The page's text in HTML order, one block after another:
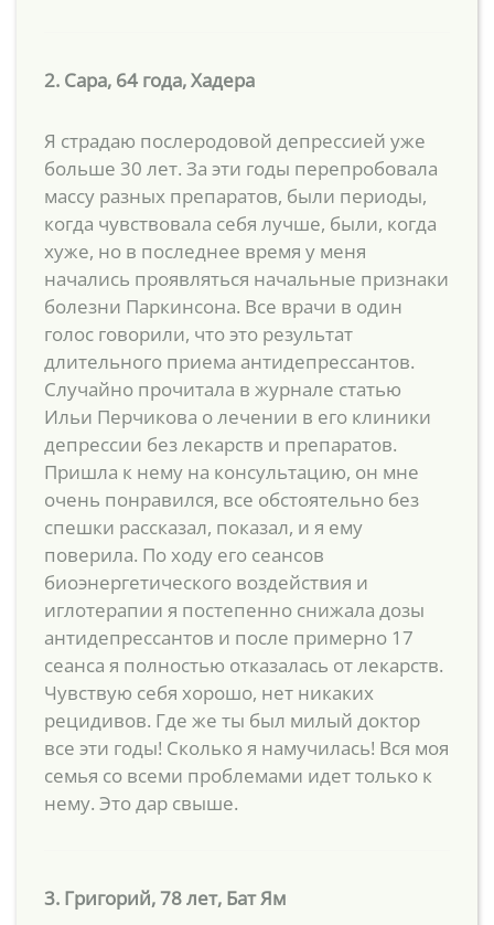
2. Сара, 64 года, Хадера
Я страдаю послеродовой депрессией уже
больше 30 лет. За эти годы перепробовала
массу разных препаратов, были периоды,
когда чувствовала себя лучше, были, когда
хуже, но в последнее время у меня
начались проявляться начальные признаки
болезни Паркинсона. Все врачи в один
голос говорили, что это результат
длительного приема антидепрессантов.
Случайно прочитала в журнале статью
Ильи Перчикова о лечении в его клиники
депрессии без лекарств и препаратов.
Пришла к нему на консультацию, он мне
очень понравился, все обстоятельно без
спешки рассказал, показал, и я ему
поверила. По ходу его сеансов
биоэнергетического воздействия и
иглотерапии я постепенно снижала дозы
антидепрессантов и после примерно 17
сеанса я полностью отказалась от лекарств.
Чувствую себя хорошо, нет никаких
рецидивов. Где же ты был милый доктор
все эти годы! Сколько я намучилась! Вся моя
семья со всеми проблемами идет только к
нему. Это дар свыше.
3. Григорий, 78 лет, Бат Ям